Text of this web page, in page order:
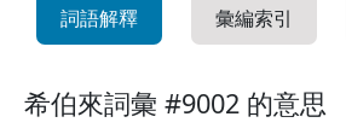
詞語解釋 彙編索引
希伯來詞彙 #9002 的意思